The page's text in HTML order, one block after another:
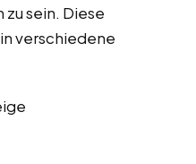
sein. Diese
verschiedene